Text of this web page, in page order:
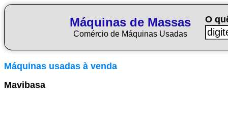
Máquinas de Massas
Comércio de Máquinas Usadas
O
Máquinas usadas à venda
Mavibasa